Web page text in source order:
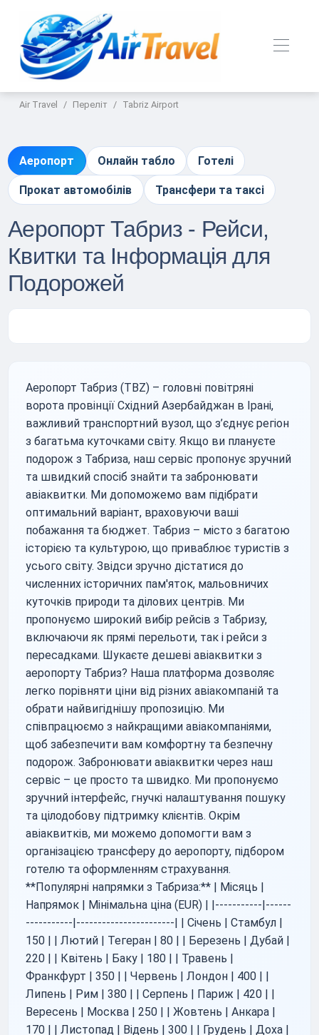
Air Travel Переліт Tabriz Airport
Аеропорт Онлайн табло Готелі
Прокат автомобілів Трансфери та таксі
Аеропорт Табриз - Рейси,
Квитки та Інформація для
Подорожей
Аеропорт Табриз (TBZ) – головні повітряні
ворота провінції Східний Азербайджан в Ірані,
важливий транспортний вузол, що з’єднує регіон
з багатьма куточками світу. Якщо ви плануєте
подорож з Табриза, наш сервіс пропонує зручний
та швидкий спосіб знайти та забронювати
авіаквитки. Ми допоможемо вам підібрати
оптимальний варіант, враховуючи ваші
побажання та бюджет. Табриз – місто з багатою
історією та культурою, що приваблює туристів з
усього світу. Звідси зручно дістатися до
численних історичних пам'яток, мальовничих
куточків природи та ділових центрів. Ми
пропонуємо широкий вибір рейсів з Табризу,
включаючи як прямі перельоти, так і рейси з
пересадками. Шукаєте дешеві авіаквитки з
аеропорту Табриз? Наша платформа дозволяє
легко порівняти ціни від різних авіакомпаній та
обрати найвигіднішу пропозицію. Ми
співпрацюємо з найкращими авіакомпаніями,
щоб забезпечити вам комфортну та безпечну
подорож. Забронювати авіаквитки через наш
сервіс – це просто та швидко. Ми пропонуємо
зручний інтерфейс, гнучкі налаштування пошуку
та цілодобову підтримку клієнтів. Окрім
авіаквитків, ми можемо допомогти вам з
організацією трансферу до аеропорту, підбором
готелю та оформленням страхування.
**Популярні напрямки з Табриза:** | Місяць |
Напрямок | Мінімальна ціна (EUR) | |-----------|------
-----------|-----------------------| | Січень | Стамбул |
150 | | Лютий | Тегеран | 80 | | Березень | Дубай |
220 | | Квітень | Баку | 180 | | Травень |
Франкфурт | 350 | | Червень | Лондон | 400 | |
Липень | Рим | 380 | | Серпень | Париж | 420 | |
Вересень | Москва | 250 | | Жовтень | Анкара |
170 | | Листопад | Відень | 300 | | Грудень | Доха |